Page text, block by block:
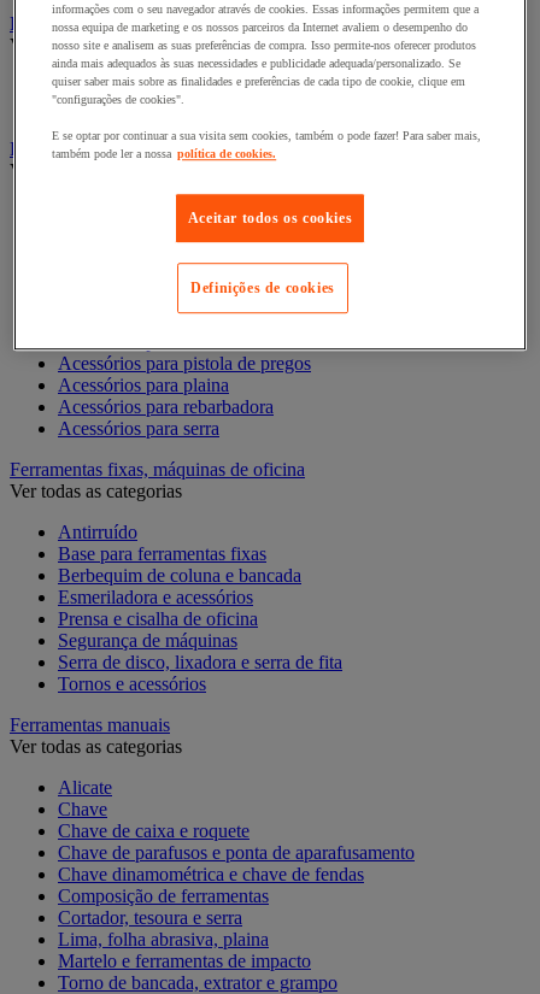
Ferramentas Elétricas
Ver todas as categorias
Ferramentas elétricas portáteis com fios
Ferramentas elétricas portáteis sem fios
Ferramentas elétricas portáteis - Acessórios
Ver todas as categorias
Acesórios para berbequim
Acessórios para Ferramentas Elétricas
Acessórios para fresadora
Acessórios para pistola de pregos
Acessórios para plaina
Acessórios para rebarbadora
Acessórios para serra
Ferramentas fixas, máquinas de oficina
Ver todas as categorias
Antirruído
Base para ferramentas fixas
Berbequim de coluna e bancada
Esmeriladora e acessórios
Prensa e cisalha de oficina
Segurança de máquinas
Serra de disco, lixadora e serra de fita
Tornos e acessórios
Ferramentas manuais
Ver todas as categorias
Alicate
Chave
Chave de caixa e roquete
Chave de parafusos e ponta de aparafusamento
Chave dinamométrica e chave de fendas
Composição de ferramentas
Cortador, tesoura e serra
Lima, folha abrasiva, plaina
Martelo e ferramentas de impacto
Torno de bancada, extrator e grampo
informações com o seu navegador através de cookies. Essas informações permitem que a
nossa equipa de marketing e os nossos parceiros da Internet avaliem o desempenho do
nosso site e analisem as suas preferências de compra. Isso permite-nos oferecer produtos
ainda mais adequados às suas necessidades e publicidade adequada/personalizado. Se
quiser saber mais sobre as finalidades e preferências de cada tipo de cookie, clique em
"configurações de cookies".
E se optar por continuar a sua visita sem cookies, também o pode fazer! Para saber mais,
também pode ler a nossa política de cookies.
Aceitar todos os cookies
Definições de cookies